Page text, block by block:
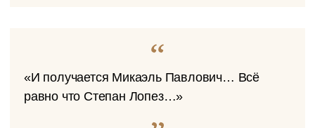
«И получается Микаэль Павлович… Всё
равно что Степан Лопез…»